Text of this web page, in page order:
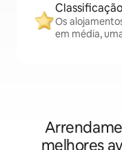
Os
em média,
melhores